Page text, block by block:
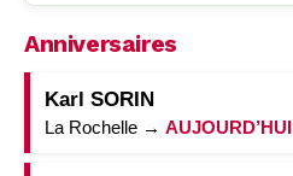
Anniversaires
Karl SORIN
La Rochelle → AUJOURD’HUI